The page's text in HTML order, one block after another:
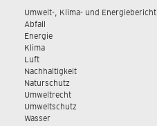
Umwelt-, Klima- und Energiebericht
Abfall
Energie
Klima
Luft
Nachhaltigkeit
Naturschutz
Umweltrecht
Umweltschutz
Wasser